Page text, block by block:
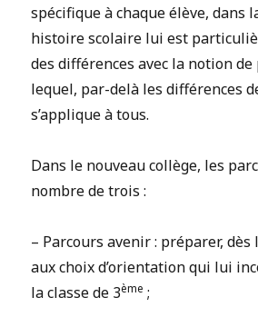
spécifique à chaque élève, dans
histoire scolaire lui est
des différences avec la notion
lequel, par-delà les différences
s’applique à tous.
Dans le nouveau collège, les
nombre de trois :
– Parcours avenir : préparer, dès
aux choix d’orientation qui lui
la classe de 3ème ;